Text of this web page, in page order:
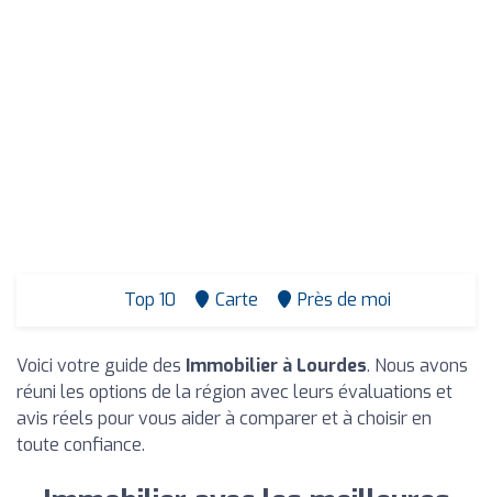
Top 10 Carte Près de moi
Voici votre guide des Immobilier à Lourdes. Nous avons
réuni les options de la région avec leurs évaluations et
avis réels pour vous aider à comparer et à choisir en
toute confiance.